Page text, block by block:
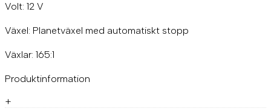
Volt: 12 V
Växel: Planetväxel med automatiskt stopp
Växlar: 165:1
Produktinformation
+